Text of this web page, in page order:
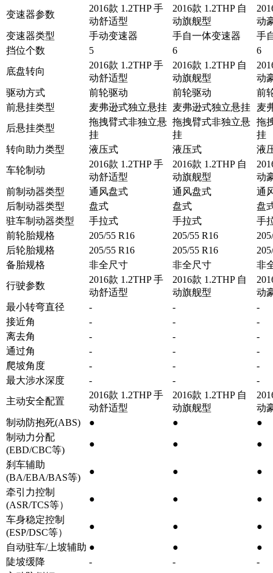
变速器参数
2016款 1.2THP 手
动舒适型
2016款 1.2THP 自
动旗舰型
动
变速器类型
手动变速器 手自一体变速器
手
挡位个数
5 6
6
底盘转向
2016款 1.2THP 手
动舒适型
2016款 1.2THP 自
动旗舰型
动
驱动方式
前轮驱动 前轮驱动
前
前悬挂类型
麦弗逊式独立悬挂 麦弗逊式独立悬挂
麦
后悬挂类型
拖拽臂式非独立悬
挂
拖拽臂式非独立悬
挂
拖
挂
转向助力类型
液压式 液压式
液
车轮制动
2016款 1.2THP 手
动舒适型
2016款 1.2THP 自
动旗舰型
动
前制动器类型
通风盘式 通风盘式
通
后制动器类型
盘式 盘式
盘
驻车制动器类型
手拉式 手拉式
手
前轮胎规格
205/55 R16 205/55 R16
后轮胎规格
205/55 R16 205/55 R16
备胎规格
非全尺寸 非全尺寸
非
行驶参数
2016款 1.2THP 手
动舒适型
2016款 1.2THP 自
动旗舰型
动
最小转弯直径
- -
-
接近角
- -
-
离去角
- -
-
通过角
- -
-
爬坡角度
- -
-
最大涉水深度
- -
-
主动安全配置
2016款 1.2THP 手
动舒适型
2016款 1.2THP 自
动旗舰型
动
制动防抱死(ABS)
● ●
●
制动力分配
(EBD/CBC等)
● ●
●
刹车辅助
(BA/EBA/BAS等)
● ●
●
牵引力控制
(ASR/TCS等）
● ●
●
车身稳定控制
(ESP/DSC等）
● ●
●
自动驻车/上坡辅助 ● ●
●
陡坡缓降
- -
-